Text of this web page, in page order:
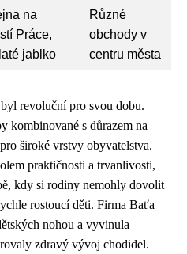
na
Práce,
jablko
Různé
obchody v
centru města
revoluční pro svou dobu.
kombinované s důrazem na
široké vrstvy obyvatelstva.
praktičnosti a trvanlivosti,
kdy si rodiny nemohly dovolit
rostoucí děti. Firma Baťa
nohou a vyvinula
zdravý vývoj chodidel.